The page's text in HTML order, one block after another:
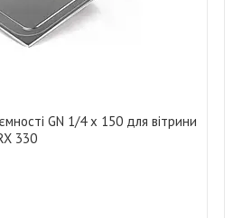
GN 1/4 х 150 для вітрини
330